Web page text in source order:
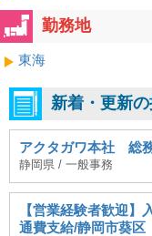
勤務地
東海
新着・更新
アクタガワ本社 総
静岡県 / 一般事務
【営業経験者歓迎
通費支給/静岡市葵区